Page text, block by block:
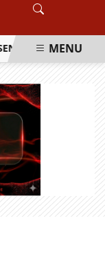
O PRIMEIRO
MENU